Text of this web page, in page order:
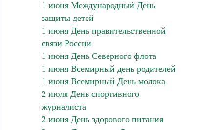
1 июня Международный День
защиты детей
1 июня День правительственной
связи России
1 июня День Северного флота
1 июня Всемирный день родителей
1 июня Всемирный День молока
2 июля День спортивного
журналиста
2 июня День здорового питания